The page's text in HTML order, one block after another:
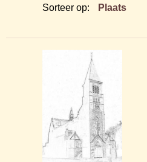
Sorteer op: Plaats